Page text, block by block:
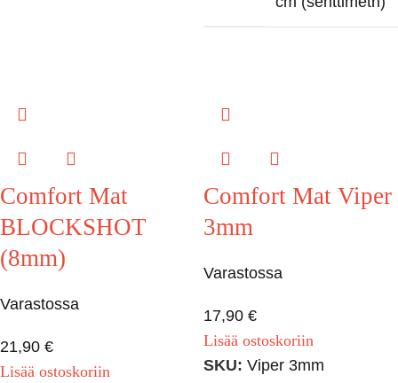
Comfort Mat
BLOCKSHOT
(8mm)
Varastossa
21,90 €
Lisää ostoskoriin
Comfort Mat Viper
3mm
Varastossa
17,90 €
Lisää ostoskoriin
SKU: Viper 3mm